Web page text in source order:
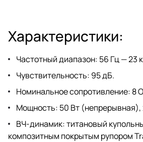
Характеристики:
Частотный диапазон: 56 Гц — 23
Чувствительность: 95 дБ.
Номинальное сопротивление: 8
Мощность: 50 Вт (непрерывная),
ВЧ-динамик: титановый
композитным покрытым рупором